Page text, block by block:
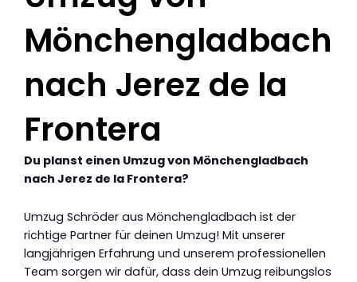
Mönchengladbach
nach Jerez de la
Frontera
Du planst einen Umzug von Mönchengladbach
nach Jerez de la Frontera?
Umzug Schröder aus Mönchengladbach ist der
richtige Partner für deinen Umzug! Mit unserer
langjährigen Erfahrung und unserem professionellen
Team sorgen wir dafür, dass dein Umzug reibungslos